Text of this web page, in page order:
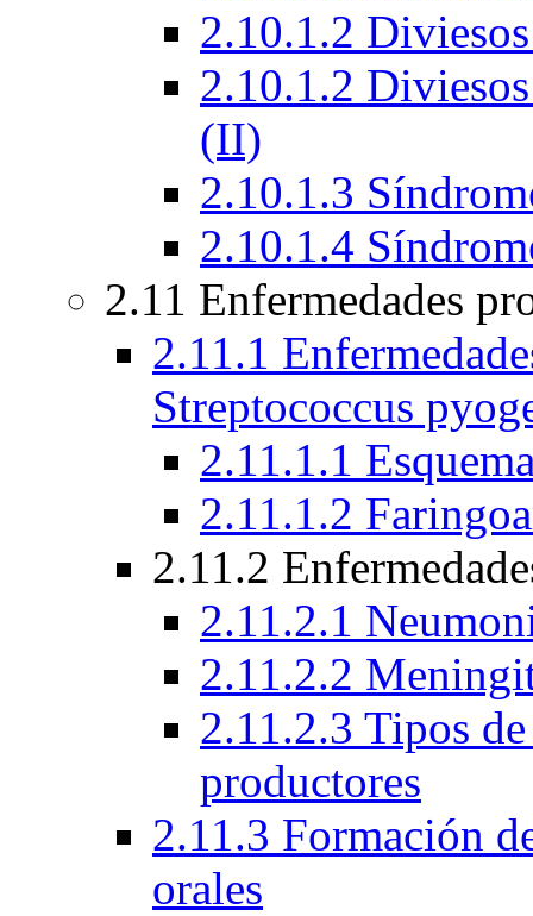
2.10.1.2
2.10.1.2
(II)
2.10.1.3
2.10.1.4
2.11 Enfermedades
2.11.1
Streptococcus
2.11.1.1
2.11.1.2
2.11.2
2.11.2.1
2.11.2.2
2.11.2.3 Tipos
productores
2.11.3 Formación
orales